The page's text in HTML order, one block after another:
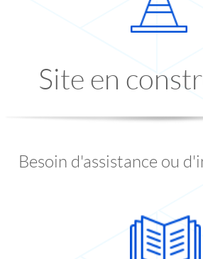
Site en
Besoin d'assistance ou